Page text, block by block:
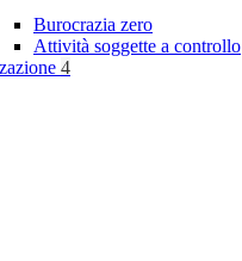
Burocrazia zero
Attività soggette a controllo
4